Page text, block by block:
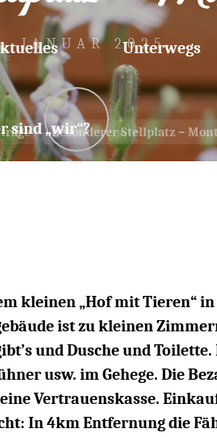
Unterwegs
sind „wir“?
JANUAR 2025
Besonderer Stellplatz –
kleinen „Hof mit Tieren“
ist zu kleinen
und Dusche und
usw. im Gehege. Die
Vertrauenskasse.
In 4km Entfernung die